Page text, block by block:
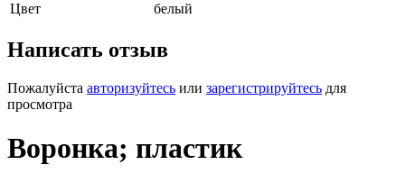
Цвет
белый
Написать отзыв
Пожалуйста авторизуйтесь или зарегистрируйтесь для
просмотра
Воронка; пластик